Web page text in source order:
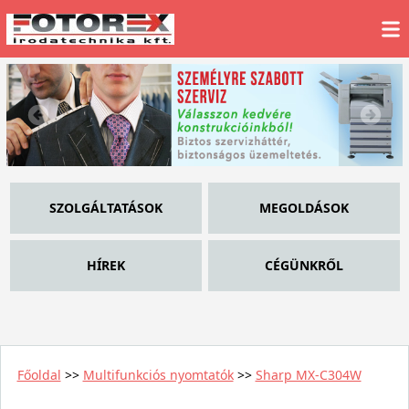
SZOLGÁLTATÁSOK MEGOLDÁSOK
HÍREK CÉGÜNKRŐL
Főoldal >> Multifunkciós nyomtatók>> Sharp MX-C304W